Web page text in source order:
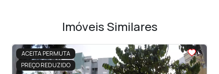
Imóveis Similares
ACEITA PERMUTA
PREÇO REDUZIDO
<<<<